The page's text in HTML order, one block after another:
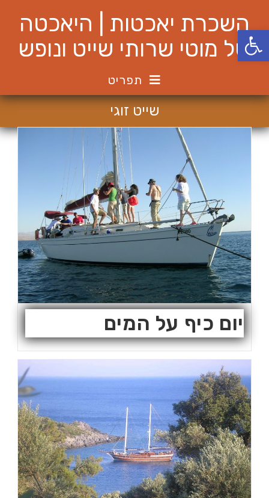
פתח סרגל נגישות
contentהשכרת יאכטות | היאכטה
של מוטי שרותי שייט ונופש
תפריט
שייט זוגי
יום כיף על המים